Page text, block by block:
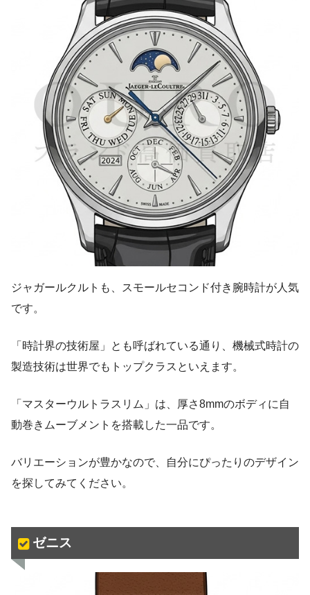
ジャガールクルトも、スモールセコンド付き腕時計が人気
です。
「時計界の技術屋」とも呼ばれている通り、機械式時計の
製造技術は世界でもトップクラスといえます。
「マスターウルトラスリム」は、厚さ8mmのボディに自
動巻きムーブメントを搭載した一品です。
バリエーションが豊かなので、自分にぴったりのデザイン
を探してみてください。
ゼニス